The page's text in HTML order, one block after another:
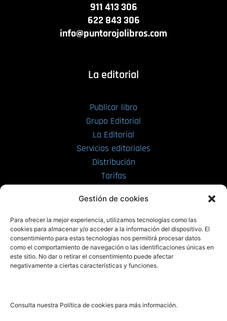
Gestión de cookies
Para ofrecer la mejor experiencia, utilizamos tecnologías como las
cookies para almacenar y/o acceder a la información del dispositivo. El
consentimiento para estas tecnologías nos permitirá procesar datos
como el comportamiento de navegación o las identificaciones únicas en
este sitio. No dar o retirar el consentimiento puede afectar
negativamente a ciertas características y funciones.
Consulta nuestra Política de cookies para más información.
911 413 306
622 843 306
info@puntorojolibros.com
La editorial
Publicar libro
Grupo Editorial
La Editorial
Servicios editoriales
Distribución
Tarifas
PRL | Films
PRL | Play
PRL | LAB
Noticias